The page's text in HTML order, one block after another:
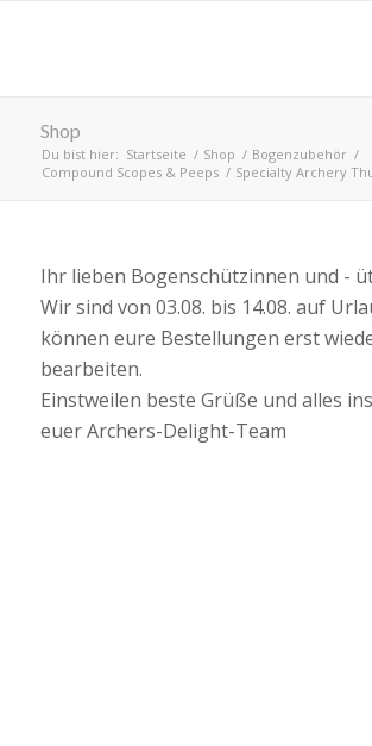
Shop
Du bist hier: Startseite / Shop / Bogenzubehör /
Compound Scopes & Peeps / Specialty Archery
Ihr lieben Bogenschützinnen und -
Wir sind von 03.08. bis 14.08. auf
können eure Bestellungen erst
bearbeiten.
Einstweilen beste Grüße und alles
euer Archers-Delight-Team